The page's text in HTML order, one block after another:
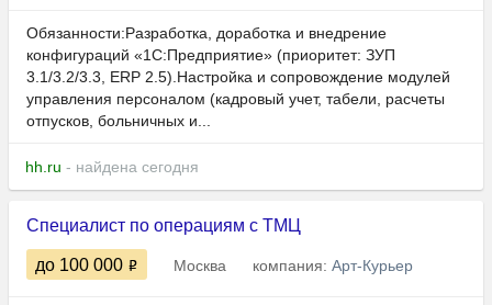
Обязанности:Разработка, доработка и внедрение
конфигураций «1С:Предприятие» (приоритет: ЗУП
3.1/3.2/3.3, ERP 2.5).Настройка и сопровождение модулей
управления персоналом (кадровый учет, табели, расчеты
отпусков, больничных и...
hh.ru - найдена сегодня
Специалист по операциям с ТМЦ
до 100 000 Москва компания: Арт-Курьер